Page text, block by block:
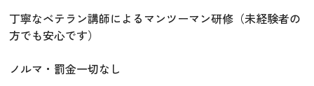
丁寧なベテラン講師によるマンツーマン研修（未経験者の
方でも安心です）
ノルマ・罰金一切なし